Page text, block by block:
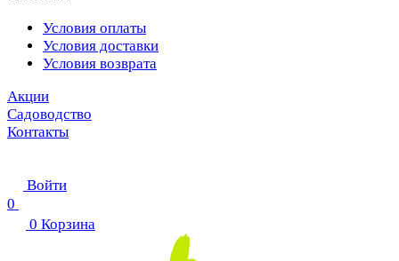
Условия оплаты
Условия доставки
Условия возврата
Акции
Садоводство
Контакты
Войти
0
0 Корзина